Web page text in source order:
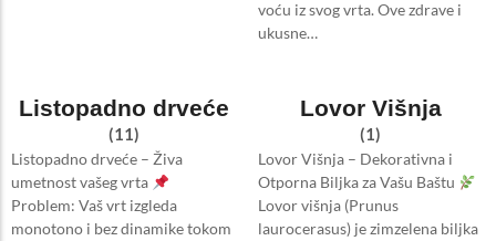
voću iz svog vrta. Ove zdrave i
ukusne…
Listopadno drveće
(11)
Listopadno drveće – Živa
umetnost vašeg vrta
Problem: Vaš vrt izgleda
monotono i bez dinamike tokom
Lovor Višnja
(1)
Lovor Višnja – Dekorativna i
Otporna Biljka za Vašu Baštu
Lovor višnja (Prunus
laurocerasus) je zimzelena biljka